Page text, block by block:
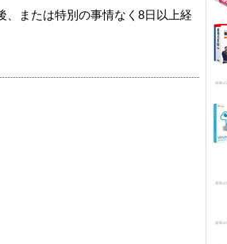
、または特別の事情なく8日以上経